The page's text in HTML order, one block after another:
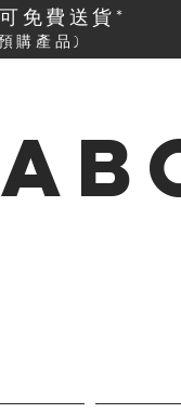
免費送貨*
購產品)